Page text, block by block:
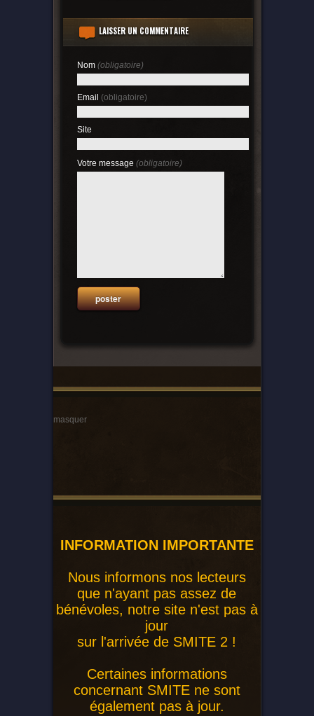
LAISSER UN COMMENTAIRE
Nom (obligatoire)
Email (obligatoire)
Site
Votre message (obligatoire)
masquer
INFORMATION IMPORTANTE
Nous informons nos lecteurs
que n'ayant pas assez de
bénévoles, notre site n'est pas à
jour
sur l'arrivée de SMITE 2 !
Certaines informations
concernant SMITE ne sont
également pas à jour.